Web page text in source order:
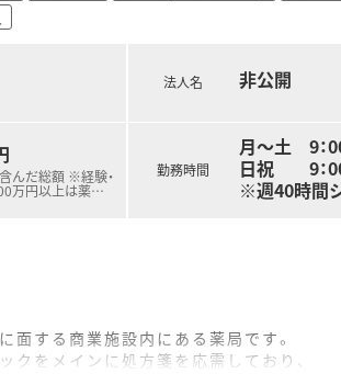
んだ総額 ※経験・
万円以上は薬…
法人名 非公開
勤務時間
月～土 9：
日祝 9：00
※週40時間
面する商業施設内にある薬局です。
クをメインに処方箋を応需しており、